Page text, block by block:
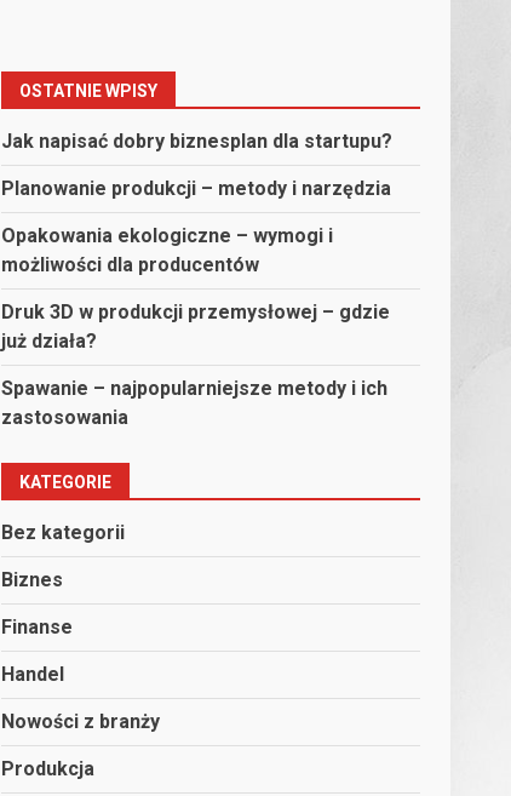
OSTATNIE WPISY
Jak napisać dobry biznesplan dla startupu?
Planowanie produkcji – metody i narzędzia
Opakowania ekologiczne – wymogi i
możliwości dla producentów
Druk 3D w produkcji przemysłowej – gdzie
już działa?
Spawanie – najpopularniejsze metody i ich
zastosowania
KATEGORIE
Bez kategorii
Biznes
Finanse
Handel
Nowości z branży
Produkcja